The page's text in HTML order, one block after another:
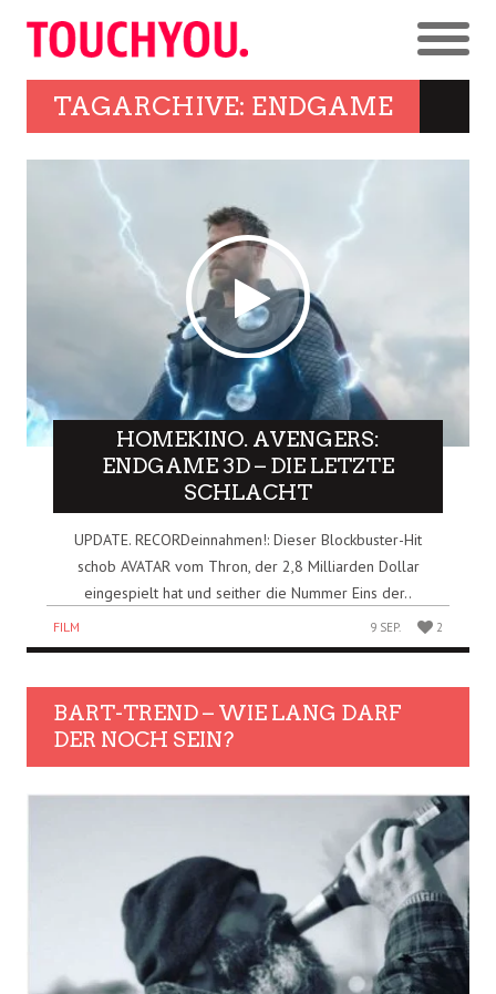
TAGARCHIVE: ENDGAME
HOMEKINO. AVENGERS:
ENDGAME 3D – DIE LETZTE
SCHLACHT
UPDATE. RECORDeinnahmen!: Dieser Blockbuster-Hit
schob AVATAR vom Thron, der 2,8 Milliarden Dollar
eingespielt hat und seither die Nummer Eins der..
FILM 9 SEP. 2
BART-TREND – WIE LANG DARF
DER NOCH SEIN?